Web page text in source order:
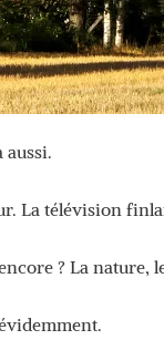
aussi.
La télévision
? La nature,